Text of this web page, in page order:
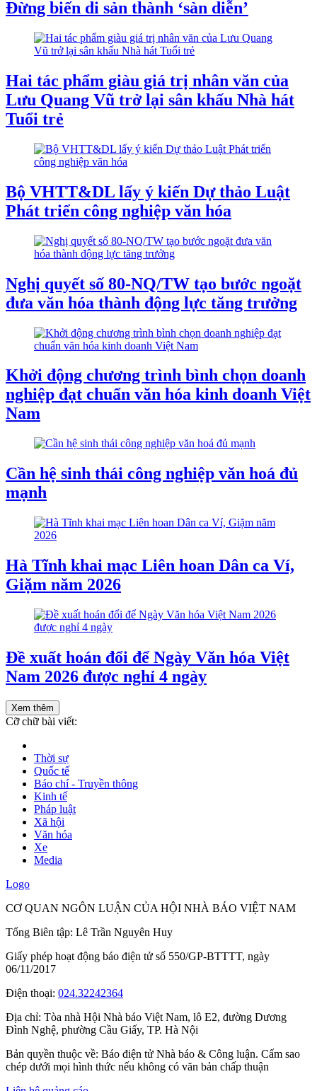
Đừng biến di sản thành ‘sàn diễn’
Hai tác phẩm giàu giá trị nhân văn của
Lưu Quang Vũ trở lại sân khấu Nhà hát
Tuổi trẻ
Bộ VHTT&DL lấy ý kiến Dự thảo Luật
Phát triển công nghiệp văn hóa
Nghị quyết số 80-NQ/TW tạo bước ngoặt
đưa văn hóa thành động lực tăng trưởng
Khởi động chương trình bình chọn doanh
nghiệp đạt chuẩn văn hóa kinh doanh Việt
Nam
Cần hệ sinh thái công nghiệp văn hoá đủ
mạnh
Hà Tĩnh khai mạc Liên hoan Dân ca Ví,
Giặm năm 2026
Đề xuất hoán đổi để Ngày Văn hóa Việt
Nam 2026 được nghỉ 4 ngày
Xem thêm
Cỡ chữ bài viết:
Thời sự
Quốc tế
Báo chí - Truyền thông
Kinh tế
Pháp luật
Xã hội
Văn hóa
Xe
Media
Logo
CƠ QUAN NGÔN LUẬN CỦA HỘI NHÀ BÁO VIỆT NAM
Tổng Biên tập: Lê Trần Nguyên Huy
Giấy phép hoạt động báo điện tử số 550/GP-BTTTT, ngày
06/11/2017
Điện thoại: 024.32242364
Địa chỉ: Tòa nhà Hội Nhà báo Việt Nam, lô E2, đường Dương
Đình Nghệ, phường Cầu Giấy, TP. Hà Nội
Bản quyền thuộc về: Báo điện tử Nhà báo & Công luận. Cấm sao
chép dưới mọi hình thức nếu không có văn bản chấp thuận